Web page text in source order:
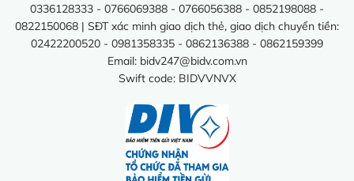
0336128333 - 0766069388 - 0766056388 - 0852198088 -
0822150068 | SĐT xác minh giao dịch thẻ, giao dịch chuyển tiền:
02422200520 - 0981358335 - 0862136388 - 0862159399
Email: bidv247@bidv.com.vn
Swift code: BIDVVNVX